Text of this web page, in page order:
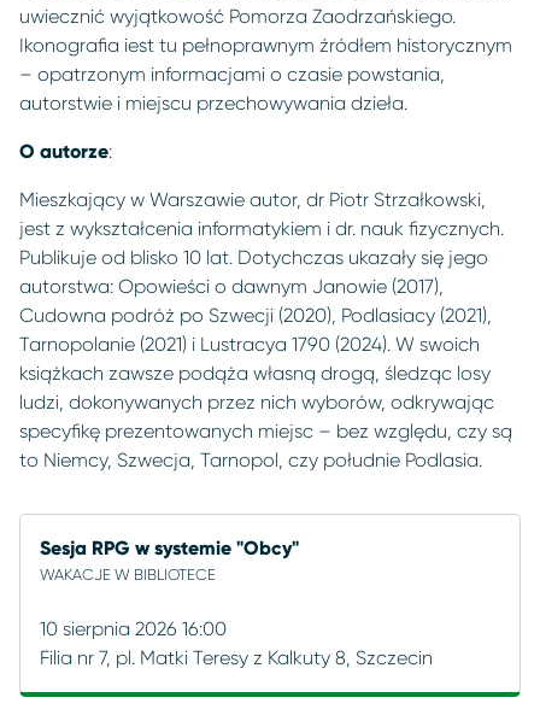
uwiecznić wyjątkowość Pomorza Zaodrzańskiego.
Ikonografia iest tu pełnoprawnym źródłem historycznym
– opatrzonym informacjami o czasie powstania,
autorstwie i miejscu przechowywania dzieła.
O autorze:
Mieszkający w Warszawie autor, dr Piotr Strzałkowski,
jest z wykształcenia informatykiem i dr. nauk fizycznych.
Publikuje od blisko 10 lat. Dotychczas ukazały się jego
autorstwa: Opowieści o dawnym Janowie (2017),
Cudowna podróż po Szwecji (2020), Podlasiacy (2021),
Tarnopolanie (2021) i Lustracya 1790 (2024). W swoich
książkach zawsze podąża własną drogą, śledząc losy
ludzi, dokonywanych przez nich wyborów, odkrywając
specyfikę prezentowanych miejsc – bez względu, czy są
to Niemcy, Szwecja, Tarnopol, czy południe Podlasia.
Sesja RPG w systemie "Obcy"
WAKACJE W BIBLIOTECE
10 sierpnia 2026 16:00
Filia nr 7, pl. Matki Teresy z Kalkuty 8, Szczecin